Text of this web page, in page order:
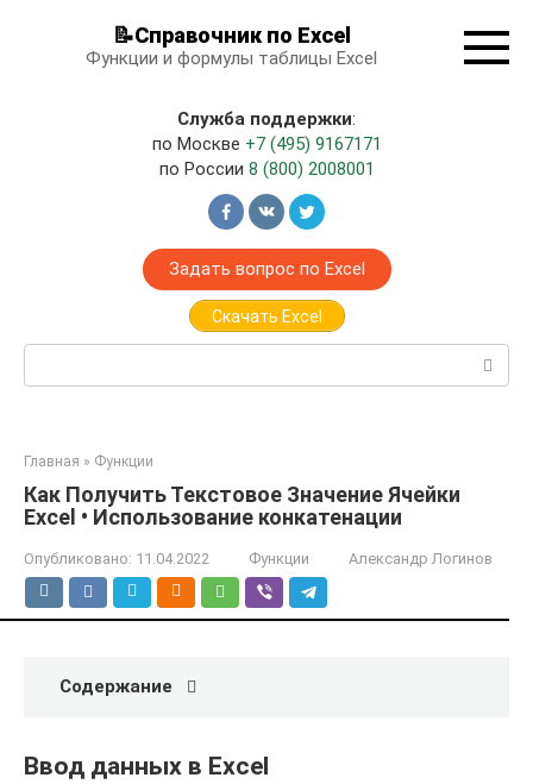
📝Справочник по Excel
Функции и формулы таблицы Excel
Служба поддержки:
по Москве +7 (495) 9167171
по России 8 (800) 2008001
Задать вопрос по Excel
Скачать Excel
Поиск:
Главная » Функции
Как Получить Текстовое Значение Ячейки
Excel • Использование конкатенации
Опубликовано: 11.04.2022 Функции Александр Логинов
Содержание
Ввод данных в Excel